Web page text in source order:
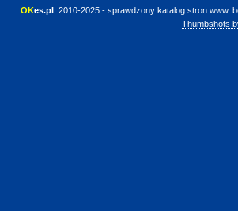
OKes.pl 2010-2025 - sprawdzony katalog stron www,
Thumbshots